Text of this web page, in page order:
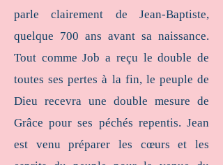
parle clairement de Jean-Baptiste,
quelque 700 ans avant sa naissance.
Tout comme Job a reçu le double de
toutes ses pertes à la fin, le peuple de
Dieu recevra une double mesure de
Grâce pour ses péchés repentis. Jean
est venu préparer les cœurs et les